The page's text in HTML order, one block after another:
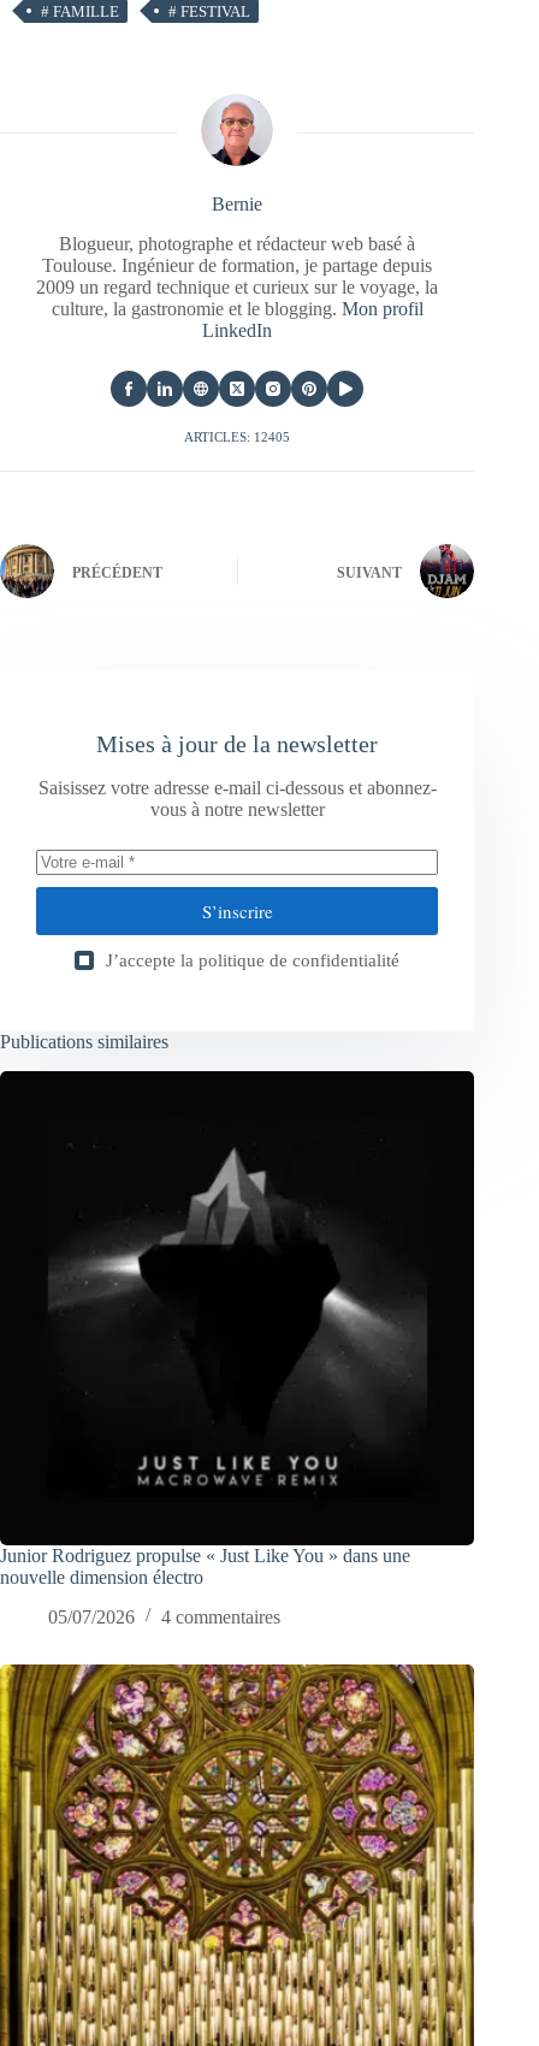
# FAMILLE # FESTIVAL
Bernie
Blogueur, photographe et rédacteur web basé à
Toulouse. Ingénieur de formation, je partage depuis
2009 un regard technique et curieux sur le voyage, la
culture, la gastronomie et le blogging. Mon profil
LinkedIn
ARTICLES: 12405
PRÉCÉDENT SUIVANT
Mises à jour de la newsletter
Saisissez votre adresse e-mail ci-dessous et abonnez-
vous à notre newsletter
S’inscrire
J’accepte la politique de confidentialité
Publications similaires
Junior Rodriguez propulse « Just Like You » dans une
nouvelle dimension électro
05/07/2026
4 commentaires